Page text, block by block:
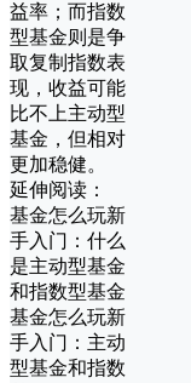
益率；而指数
型基金则是争
取复制指数表
现，收益可能
比不上主动型
基金，但相对
更加稳健。
延伸阅读：
基金怎么玩新
手入门：什么
是主动型基金
和指数型基金
基金怎么玩新
手入门：主动
型基金和指数